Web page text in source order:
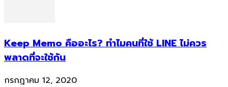
Keep Memo คืออะไร? ทำไมคนที่ใช้ LINE ไม่ควร
พลาดที่จะใช้กัน
กรกฎาคม 12, 2020